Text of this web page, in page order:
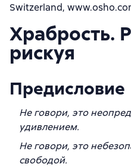
Switzerland,
Храбрость.
рискуя
Предисловие
Не говори, это
удивлением.
Не говори, это
свободой.